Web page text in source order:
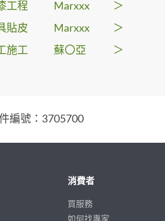
工程 Marxxx ＞
貼皮 Marxxx ＞
施工 蘇〇亞 ＞
編號：3705700
消費者
買服務
如何找專家